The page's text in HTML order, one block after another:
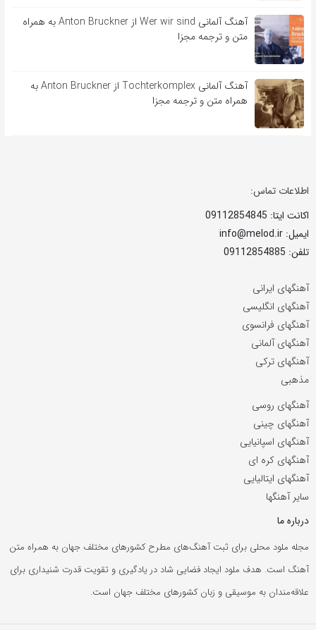
آهنگ آلمانی Wer wir sind از Anton Bruckner به همراه
متن و ترجمه مجزا
آهنگ آلمانی Tochterkomplex از Anton Bruckner به
همراه متن و ترجمه مجزا
اطلاعات تماس:
اکانت ایتا: 09112854845
ایمیل: info@melod.ir
تلفن: 09112854885
آهنگهای ایرانی
آهنگهای انگلیسی
آهنگهای فرانسوی
آهنگهای آلمانی
آهنگهای ترکی
مذهبی
آهنگهای روسی
آهنگهای چینی
آهنگهای اسپانیایی
آهنگهای کره ای
آهنگهای ایتالیایی
سایر آهنگها
درباره ما
مجله ملود محلی برای ثبت آهنگ‌های مطرح کشورهای مختلف جهان به همراه متن
آهنگ است. هدف ملود ایجاد فضایی شاد در یادگیری و تقویت قدرت شنیداری برای
علاقه‌مندان به موسیقی و زبان کشورهای مختلف جهان است.